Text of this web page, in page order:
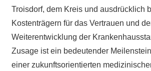
Troisdorf, dem Kreis und ausdrücklich
Kostenträgern für das Vertrauen und
Weiterentwicklung der
Zusage ist ein bedeutender
einer zukunftsorientierten